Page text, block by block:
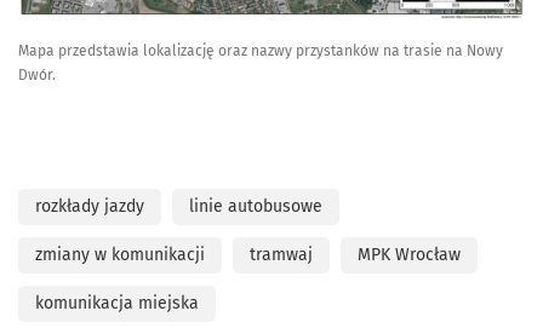
Mapa przedstawia lokalizację oraz nazwy przystanków na trasie na Nowy
Dwór.
rozkłady jazdy linie autobusowe
zmiany w komunikacji tramwaj MPK Wrocław
komunikacja miejska